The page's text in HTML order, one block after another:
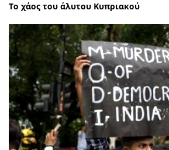
Το χάος του άλυτου Κυπριακού